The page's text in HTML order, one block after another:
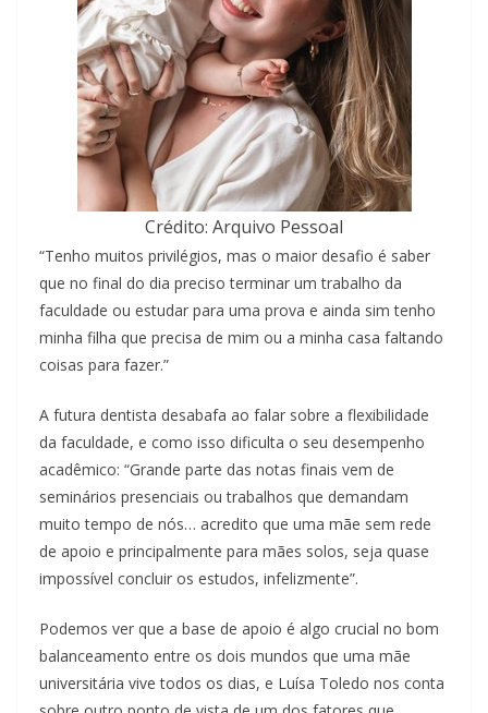
Crédito: Arquivo Pessoal
“Tenho muitos privilégios, mas o maior desafio é saber
que no final do dia preciso terminar um trabalho da
faculdade ou estudar para uma prova e ainda sim tenho
minha filha que precisa de mim ou a minha casa faltando
coisas para fazer.”
A futura dentista desabafa ao falar sobre a flexibilidade
da faculdade, e como isso dificulta o seu desempenho
acadêmico: “Grande parte das notas finais vem de
seminários presenciais ou trabalhos que demandam
muito tempo de nós… acredito que uma mãe sem rede
de apoio e principalmente para mães solos, seja quase
impossível concluir os estudos, infelizmente”.
Podemos ver que a base de apoio é algo crucial no bom
balanceamento entre os dois mundos que uma mãe
universitária vive todos os dias, e Luísa Toledo nos conta